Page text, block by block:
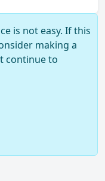
is not easy. If this
making a
continue to